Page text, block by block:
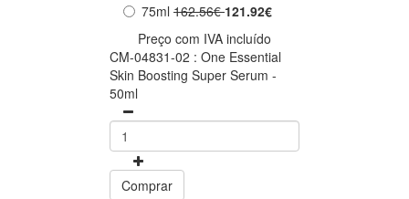
75ml 162.56€121.92€
Preço com IVA incluído
CM-04831-02 : One Essential
Skin Boosting Super Serum -
50ml
Comprar